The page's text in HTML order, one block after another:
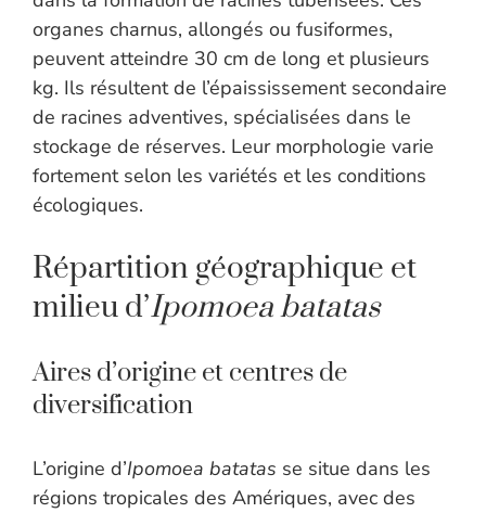
organes charnus, allongés ou fusiformes,
peuvent atteindre 30 cm de long et plusieurs
kg. Ils résultent de l’épaississement secondaire
de racines adventives, spécialisées dans le
stockage de réserves. Leur morphologie varie
fortement selon les variétés et les conditions
écologiques.
Répartition géographique et
milieu d’Ipomoea batatas
Aires d’origine et centres de
diversification
L’origine d’Ipomoea batatas se situe dans les
régions tropicales des Amériques, avec des